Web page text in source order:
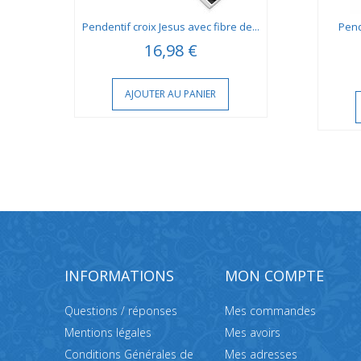
Pendentif croix Jesus avec fibre de...
16,98 €
AJOUTER AU PANIER
INFORMATIONS
Questions / réponses
Mentions légales
Conditions Générales de
MON COMPTE
Mes commandes
Mes avoirs
Mes adresses